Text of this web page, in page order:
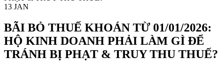
13 JAN
BÃI BỎ THUẾ KHOÁN TỪ 01/01/2026:
HỘ KINH DOANH PHẢI LÀM GÌ ĐỂ
TRÁNH BỊ PHẠT & TRUY THU THUẾ?